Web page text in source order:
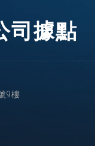
司據點
9樓